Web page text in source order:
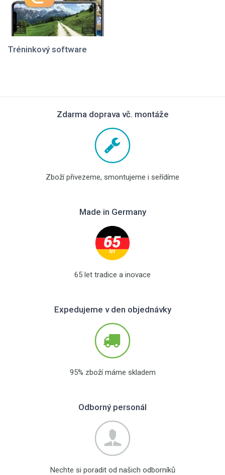
Tréninkový software
Zdarma doprava vč. montáže
Zboží přivezeme, smontujeme i seřídíme
Made in Germany
65 let tradice a inovace
Expedujeme v den objednávky
95% zboží máme skladem
Odborný personál
Nechte si poradit od našich odborníků